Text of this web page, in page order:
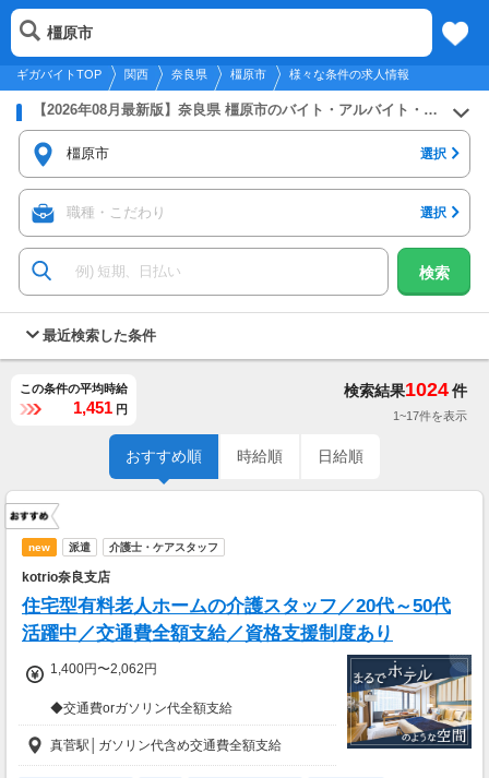
2026年8月9日更新
メニュー
ギガバイトTOP 関西 奈良県 橿原市 様々な条件の求人情報
橿原市
【2026年08月最新版】奈良県 橿原市のバイト・アルバイト・パートの求人募集情報
橿原市 選択
職種・こだわり 選択
検索
最近検索した条件
この条件の平均時給
1,451 円
検索結果1024件
1~17件を表示
おすすめ順 時給順 日給順
new 派遣 介護士・ケアスタッフ
kotrio奈良支店
住宅型有料老人ホームの介護スタッフ／20代～50代
活躍中／交通費全額支給／資格支援制度あり
1,400円〜2,062円
◆交通費orガソリン代全額支給
◆各種社会保険完備
◆日払い・週払い制度（各規定有）
急な出費にあんしんの制度です。
真菅駅│ガソリン代含め交通費全額支給